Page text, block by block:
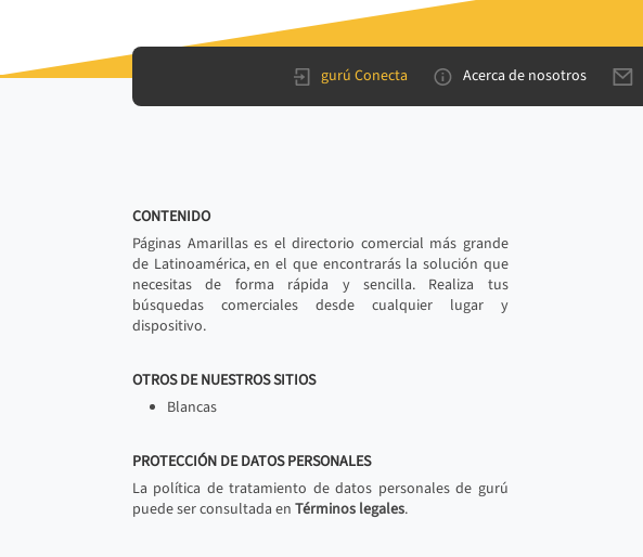
gurú Conecta Acerca de nosotros
CONTENIDO
Páginas Amarillas es el directorio comercial más grande
de Latinoamérica, en el que encontrarás la solución que
necesitas de forma rápida y sencilla. Realiza tus
búsquedas comerciales desde cualquier lugar y
dispositivo.
OTROS DE NUESTROS SITIOS
Blancas
PROTECCIÓN DE DATOS PERSONALES
La política de tratamiento de datos personales de gurú
puede ser consultada en Términos legales.